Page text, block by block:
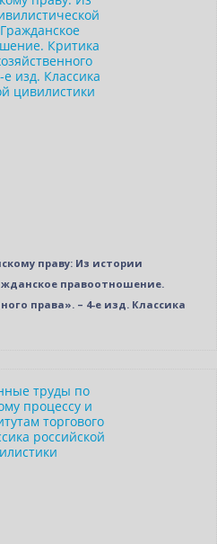
праву: Из истории
правоотношение.
права». – 4-е изд. Классика